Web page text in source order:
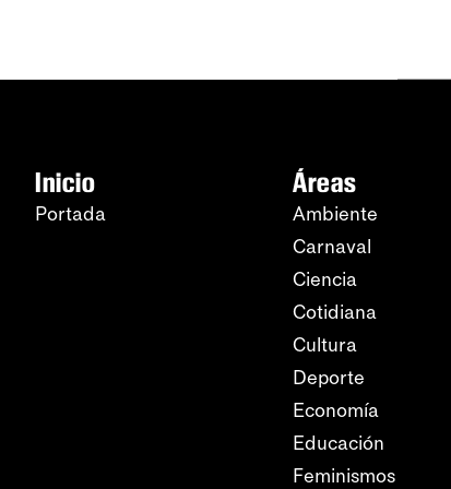
Inicio
Portada
Áreas
Ambiente
Carnaval
Ciencia
Cotidiana
Cultura
Deporte
Economía
Educación
Feminismos